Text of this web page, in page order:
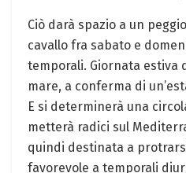
Ciò darà spazio a un
cavallo fra sabato e
temporali. Giornata estiva
mare, a conferma di
E si determinerà una
metterà radici sul
quindi destinata a
favorevole a temporali